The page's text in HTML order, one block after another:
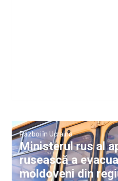
Război în Ucraina
Ministerul rus al
rusească a
moldoveni din